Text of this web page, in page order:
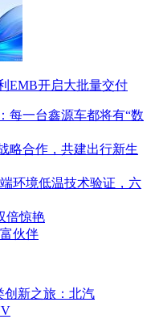
EMB开启大批量交付
每一台鑫源车都将有“数
略合作，共建出行新生
环境低温技术验证，六
倍惊艳
伙伴
创新之旅：北汽